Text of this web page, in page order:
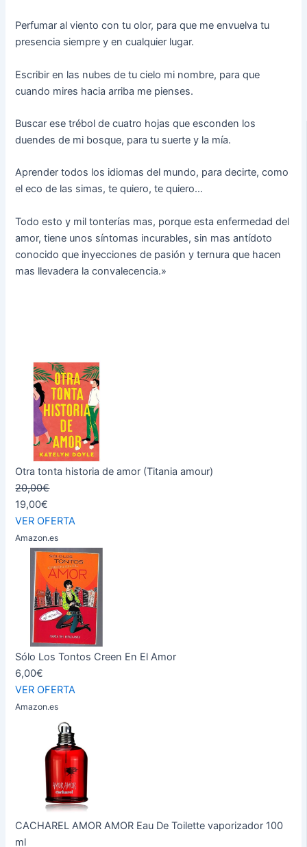
Perfumar al viento con tu olor, para que me envuelva tu
presencia siempre y en cualquier lugar.
Escribir en las nubes de tu cielo mi nombre, para que
cuando mires hacia arriba me pienses.
Buscar ese trébol de cuatro hojas que esconden los
duendes de mi bosque, para tu suerte y la mía.
Aprender todos los idiomas del mundo, para decirte, como
el eco de las simas, te quiero, te quiero…
Todo esto y mil tonterías mas, porque esta enfermedad del
amor, tiene unos síntomas incurables, sin mas antídoto
conocido que inyecciones de pasión y ternura que hacen
mas llevadera la convalecencia.»
Otra tonta historia de amor (Titania amour)
20,00€
19,00€
VER OFERTA
Amazon.es
Sólo Los Tontos Creen En El Amor
6,00€
VER OFERTA
Amazon.es
CACHAREL AMOR AMOR Eau De Toilette vaporizador 100
ml